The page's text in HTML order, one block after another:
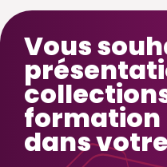
Vous
formation
dans